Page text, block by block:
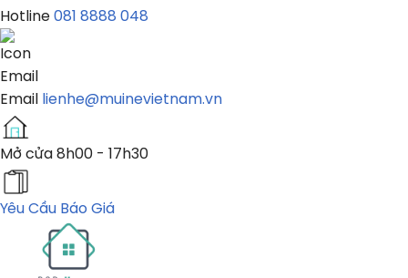
Hotline 081 8888 048
Email lienhe@muinevietnam.vn
Mở cửa 8h00 - 17h30
Yêu Cầu Báo Giá